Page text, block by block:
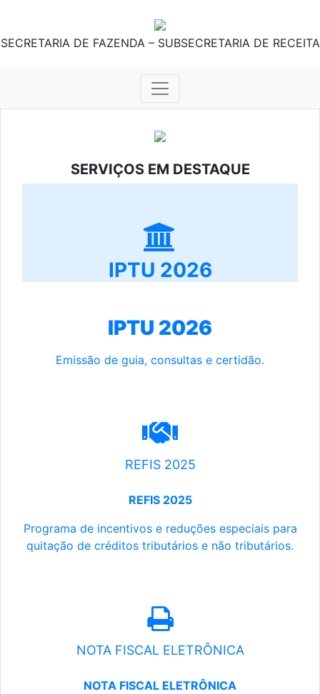
SECRETARIA DE FAZENDA – SUBSECRETARIA DE RECEITA
SERVIÇOS EM DESTAQUE
IPTU 2026
IPTU 2026
Emissão de guia, consultas e certidão.
REFIS 2025
REFIS 2025
Programa de incentivos e reduções especiais para
quitação de créditos tributários e não tributários.
NOTA FISCAL ELETRÔNICA
NOTA FISCAL ELETRÔNICA